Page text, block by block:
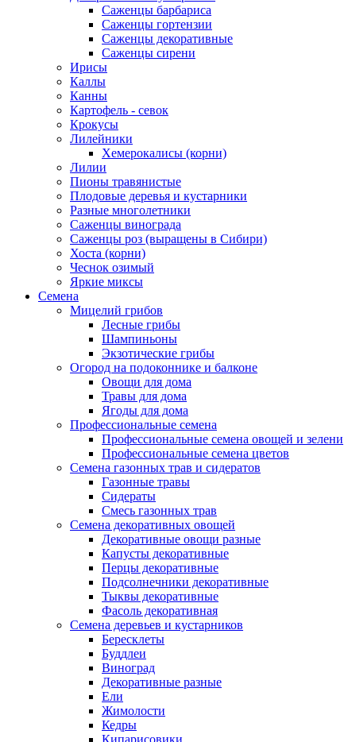
Саженцы барбариса
Саженцы гортензии
Саженцы декоративные
Саженцы сирени
Ирисы
Каллы
Канны
Картофель - севок
Крокусы
Лилейники
Хемерокалисы (корни)
Лилии
Пионы травянистые
Плодовые деревья и кустарники
Разные многолетники
Саженцы винограда
Саженцы роз (выращены в Сибири)
Хоста (корни)
Чеснок озимый
Яркие миксы
Семена
Мицелий грибов
Лесные грибы
Шампиньоны
Экзотические грибы
Огород на подоконнике и балконе
Овощи для дома
Травы для дома
Ягоды для дома
Профессиональные семена
Профессиональные семена овощей и зелени
Профессиональные семена цветов
Семена газонных трав и сидератов
Газонные травы
Сидераты
Смесь газонных трав
Семена декоративных овощей
Декоративные овощи разные
Капусты декоративные
Перцы декоративные
Подсолнечники декоративные
Тыквы декоративные
Фасоль декоративная
Семена деревьев и кустарников
Бересклеты
Буддлеи
Виноград
Декоративные разные
Ели
Жимолости
Кедры
Кипарисовики